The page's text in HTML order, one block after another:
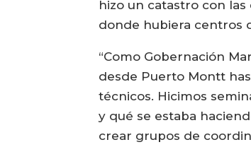
hizo un catastro con
donde hubiera centros
“Como Gobernación
desde Puerto Montt
técnicos. Hicimos
y qué se estaba
crear grupos de